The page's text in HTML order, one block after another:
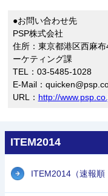
●お問い合わせ先
PSP株式会社
住所：東京都港区西麻
ーケティング課
TEL：03-5485-1028
E-Mail：
URL： http://
ITEM2014
ITEM2014（速報順